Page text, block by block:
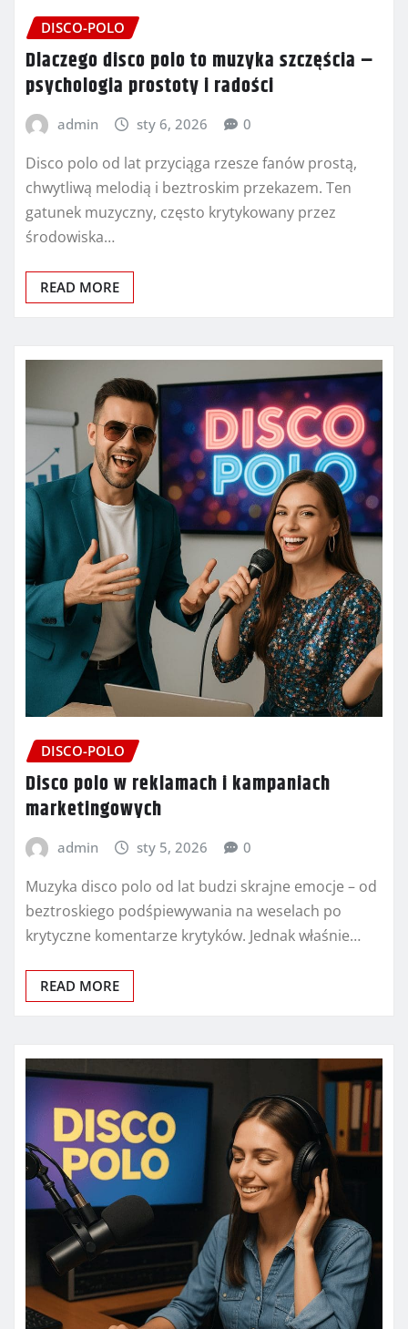
DISCO-POLO
Dlaczego disco polo to muzyka szczęścia –
psychologia prostoty i radości
admin sty 6, 2026 0
Disco polo od lat przyciąga rzesze fanów prostą,
chwytliwą melodią i beztroskim przekazem. Ten
gatunek muzyczny, często krytykowany przez
środowiska…
READ MORE
DISCO-POLO
Disco polo w reklamach i kampaniach
marketingowych
admin sty 5, 2026 0
Muzyka disco polo od lat budzi skrajne emocje – od
beztroskiego podśpiewywania na weselach po
krytyczne komentarze krytyków. Jednak właśnie…
READ MORE